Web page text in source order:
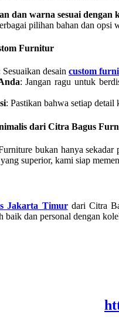
dan warna sesuai dengan
pilihan bahan dan opsi
Furnitur
Sesuaikan desain custom
: Jangan ragu untuk
: Pastikan bahwa setiap
dari Citra Bagus
bukan hanya
superior, kami siap
Jakarta Timurdari Citra
dan personal dengan